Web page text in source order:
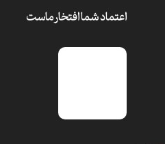
اعتماد شما افتخار ماست